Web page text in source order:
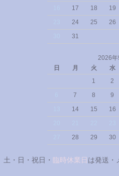
17 18 19
24 25 26
31
2026年
日
月 火 水
1
2
7 8 9
14 15 16
28 29 30
土・日・祝日・ 臨時休業日は発送・